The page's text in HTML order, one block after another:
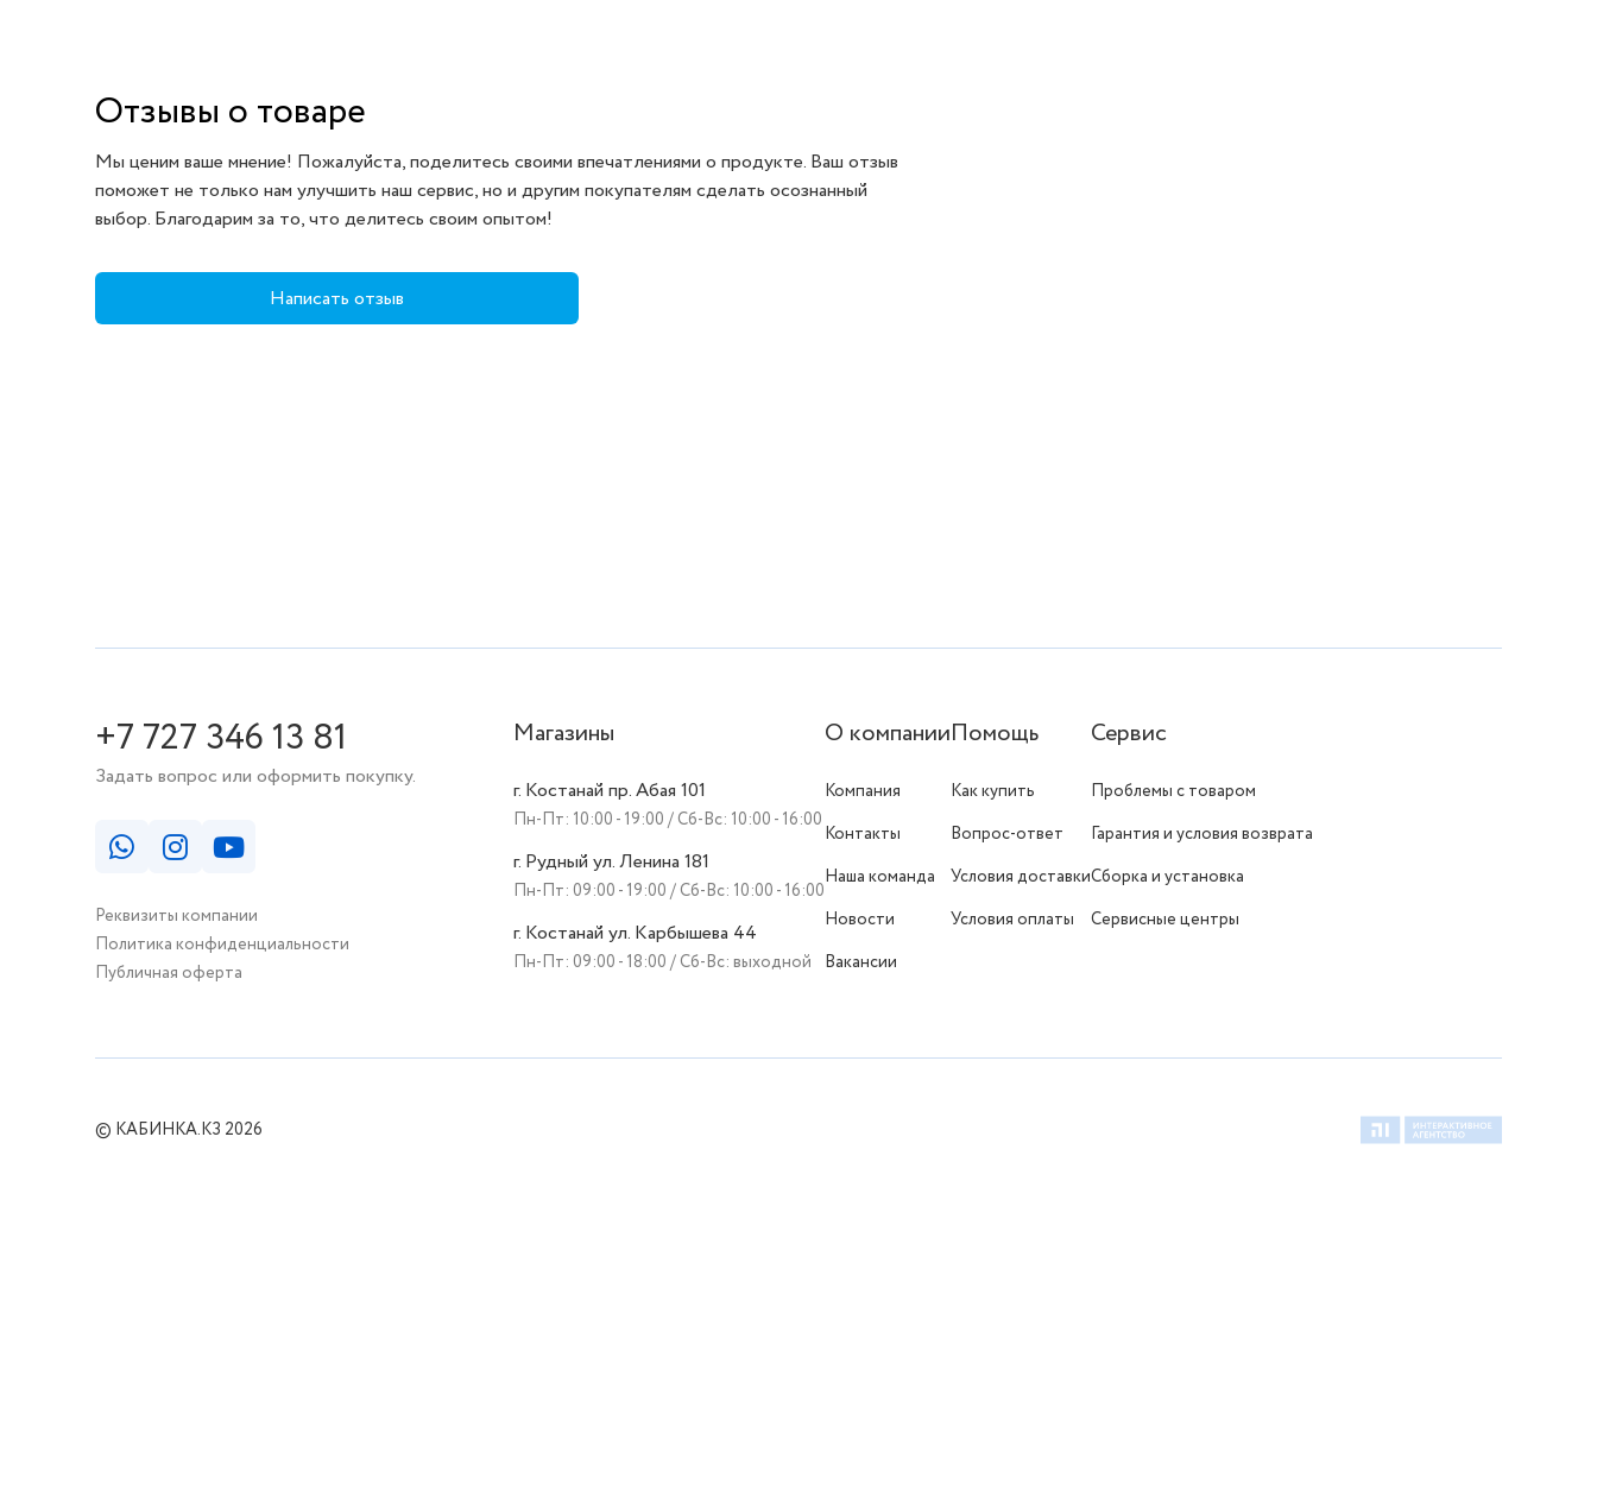
Отзывы о товаре
Мы ценим ваше мнение! Пожалуйста, поделитесь своими впечатлениями о продукте. Ваш отзыв
поможет не только нам улучшить наш сервис, но и другим покупателям сделать осознанный
выбор. Благодарим за то, что делитесь своим опытом!
Написать отзыв
+7 727 346 13 81
Задать вопрос или оформить покупку.
Реквизиты компании
Политика конфиденциальности
Публичная оферта
Магазины
г. Костанай пр. Абая 101
Пн-Пт: 10:00 - 19:00 / Сб-Вс: 10:00 - 16:00
г. Рудный ул. Ленина 181
Пн-Пт: 09:00 - 19:00 / Сб-Вс: 10:00 - 16:00
г. Костанай ул. Карбышева 44
Пн-Пт: 09:00 - 18:00 / Сб-Вс: выходной
О компании
Компания
Контакты
Наша команда
Новости
Вакансии
Помощь
Как купить
Вопрос-ответ
Условия доставки
Условия оплаты
Сервис
Проблемы с товаром
Гарантия и условия возврата
Сборка и установка
Сервисные центры
© КАБИНКА.КЗ 2026